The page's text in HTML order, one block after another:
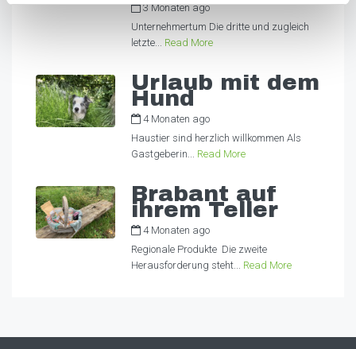
3 Monaten agobyAlexandra
Unternehmertum Die dritte und zugleich
letzte... Read More
Urlaub mit dem
Hund
4 Monaten ago
Haustier sind herzlich willkommen Als
Gastgeberin... Read More
Brabant auf
ihrem Teller
4 Monaten ago
Regionale Produkte Die zweite
Herausforderung steht... Read More